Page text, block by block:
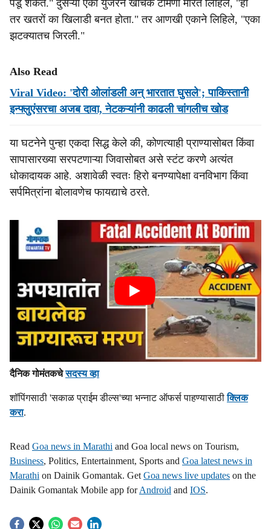
पडू शकते." दुसऱ्या एका युजरने खोचक टोमणा मारत लिहिले, "हा
तर खतरों का खिलाडी बनत होता." तर आणखी एकाने लिहिले, "एका
झटक्यातच जिरली."
Also Read
Viral Video: 'दोरी ओलांडली अन् भारतात घुसले'; पाकिस्तानी
इन्फ्लुएंसरचा अजब दावा, नेटकऱ्यांनी काढली चांगलीच खोड
या घटनेने पुन्हा एकदा सिद्ध केले की, कोणत्याही प्राण्यासोबत किंवा
सापासारख्या सरपटणाऱ्या जिवासोबत असे स्टंट करणे अत्यंत
धोकादायक आहे. अशावेळी स्वतः हिरो बनण्यापेक्षा वनविभाग किंवा
सर्पमित्रांना बोलावणेच फायद्याचे ठरते.
दैनिक गोमंतकचेसदस्य व्हा
शॉपिंगसाठी 'सकाळ प्राईम डील्स'च्या भन्नाट ऑफर्स पाहण्यासाठीक्लिक
करा.
Read Goa news in Marathi and Goa local news on Tourism,
Business, Politics, Entertainment, Sports and Goa latest news in
Marathi on Dainik Gomantak. Get Goa news live updates on the
Dainik Gomantak Mobile app forAndroid and IOS.